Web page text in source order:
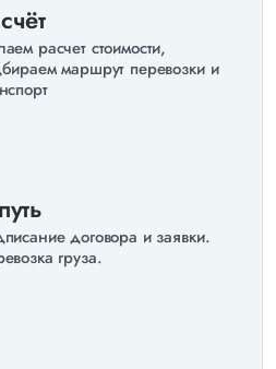
расчет стоимости,
маршрут перевозки и
договора и заявки.
груза.